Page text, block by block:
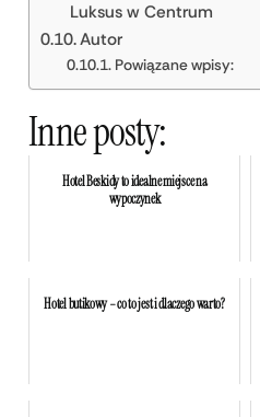
Luksus w Centrum
Autor
Powiązane wpisy:
Inne posty:
Hotel Beskidy to idealne miejsce na
wypoczynek
Hotel butikowy – co to jest i dlaczego warto?